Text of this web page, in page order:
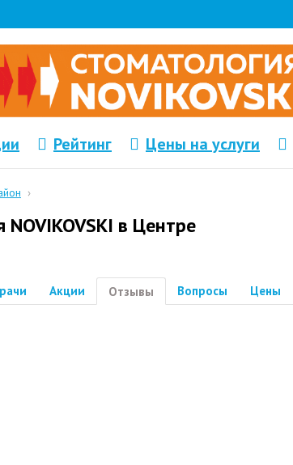
Рейтинг Цены на услуги
›
NOVIKOVSKI в Центре
Акции Отзывы Вопросы Цены